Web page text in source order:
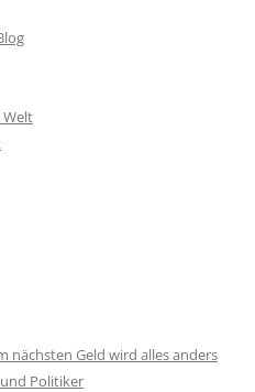
Welt
nächsten Geld wird alles anders
Politiker